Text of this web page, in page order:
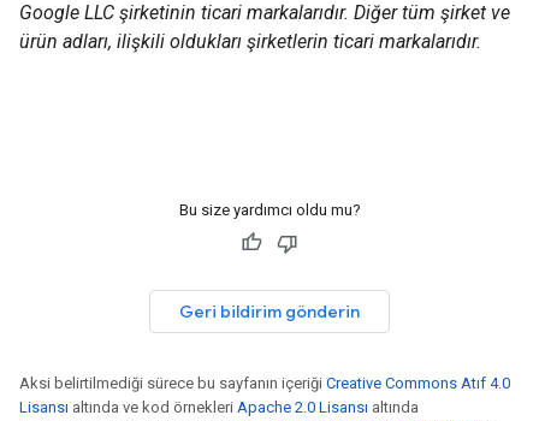
Google LLC şirketinin ticari markalarıdır. Diğer tüm şirket ve
ürün adları, ilişkili oldukları şirketlerin ticari markalarıdır.
Bu size yardımcı oldu mu?
Geri bildirim gönderin
Aksi belirtilmediği sürece bu sayfanın içeriği Creative Commons Atıf 4.0
Lisansı altında ve kod örnekleri Apache 2.0 Lisansı altında